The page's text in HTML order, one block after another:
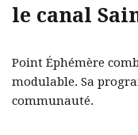
le canal
Point Éphémère
modulable. Sa
communauté.